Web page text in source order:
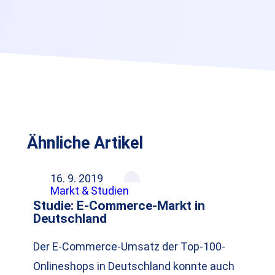
Ähnliche Artikel
16. 9. 2019
Markt & Studien
Studie: E-Commerce-Markt in
Deutschland
Der E-Commerce-Umsatz der Top-100-
Onlineshops in Deutschland konnte auch